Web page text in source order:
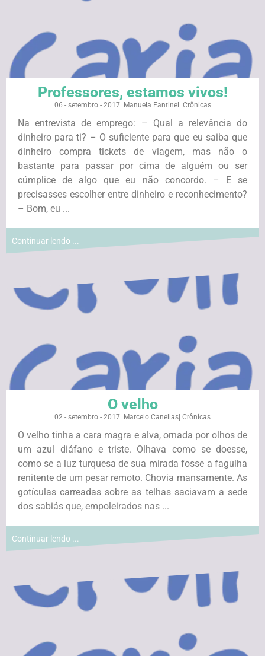
Professores, estamos vivos!
06 - setembro - 2017| Manuela Fantinel Crônicas
Na entrevista de emprego: – Qual a relevância do
dinheiro para ti? – O suficiente para que eu saiba que
dinheiro compra tickets de viagem, mas não o
bastante para passar por cima de alguém ou ser
cúmplice de algo que eu não concordo. – E se
precisasses escolher entre dinheiro e reconhecimento?
– Bom, eu ...
Continuar lendo ...
O velho
02 - setembro - 2017 Marcelo Canellas Crônicas
O velho tinha a cara magra e alva, ornada por olhos de
um azul diáfano e triste. Olhava como se doesse,
como se a luz turquesa de sua mirada fosse a fagulha
renitente de um pesar remoto. Chovia mansamente. As
gotículas carreadas sobre as telhas saciavam a sede
dos sabiás que, empoleirados nas ...
Continuar lendo ...